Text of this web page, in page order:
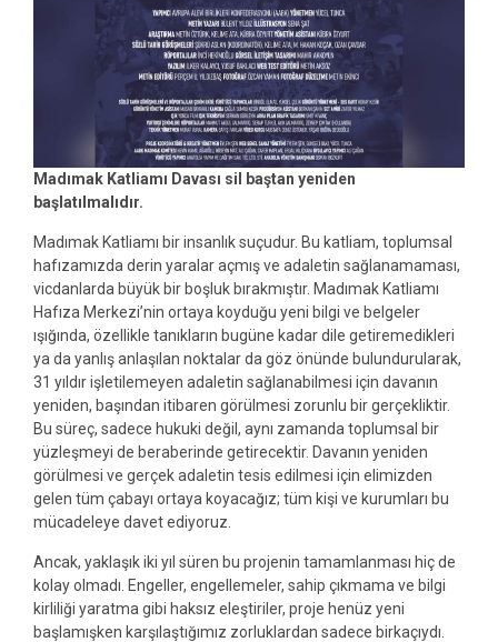
Madımak Katliamı Davası sil baştan yeniden
başlatılmalıdır.
Madımak Katliamı bir insanlık suçudur. Bu katliam, toplumsal
hafızamızda derin yaralar açmış ve adaletin sağlanamaması,
vicdanlarda büyük bir boşluk bırakmıştır. Madımak Katliamı
Hafıza Merkezi’nin ortaya koyduğu yeni bilgi ve belgeler
ışığında, özellikle tanıkların bugüne kadar dile getiremedikleri
ya da yanlış anlaşılan noktalar da göz önünde bulundurularak,
31 yıldır işletilemeyen adaletin sağlanabilmesi için davanın
yeniden, başından itibaren görülmesi zorunlu bir gerçekliktir.
Bu süreç, sadece hukuki değil, aynı zamanda toplumsal bir
yüzleşmeyi de beraberinde getirecektir. Davanın yeniden
görülmesi ve gerçek adaletin tesis edilmesi için elimizden
gelen tüm çabayı ortaya koyacağız; tüm kişi ve kurumları bu
mücadeleye davet ediyoruz.
Ancak, yaklaşık iki yıl süren bu projenin tamamlanması hiç de
kolay olmadı. Engeller, engellemeler, sahip çıkmama ve bilgi
kirliliği yaratma gibi haksız eleştiriler, proje henüz yeni
başlamışken karşılaştığımız zorluklardan sadece birkaçıydı.